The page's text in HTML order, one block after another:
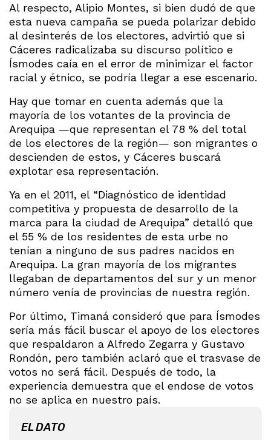
Al respecto, Alipio Montes, si bien dudó de que
esta nueva campaña se pueda polarizar debido
al desinterés de los electores, advirtió que si
Cáceres radicalizaba su discurso político e
Ísmodes caía en el error de minimizar el factor
racial y étnico, se podría llegar a ese escenario.
Hay que tomar en cuenta además que la
mayoría de los votantes de la provincia de
Arequipa —que representan el 78 % del total
de los electores de la región— son migrantes o
descienden de estos, y Cáceres buscará
explotar esa representación.
Ya en el 2011, el “Diagnóstico de identidad
competitiva y propuesta de desarrollo de la
marca para la ciudad de Arequipa” detalló que
el 55 % de los residentes de esta urbe no
tenían a ninguno de sus padres nacidos en
Arequipa. La gran mayoría de los migrantes
llegaban de departamentos del sur y un menor
número venía de provincias de nuestra región.
Por último, Timaná consideró que para Ísmodes
sería más fácil buscar el apoyo de los electores
que respaldaron a Alfredo Zegarra y Gustavo
Rondón, pero también aclaró que el trasvase de
votos no será fácil. Después de todo, la
experiencia demuestra que el endose de votos
no se aplica en nuestro país.
EL DATO